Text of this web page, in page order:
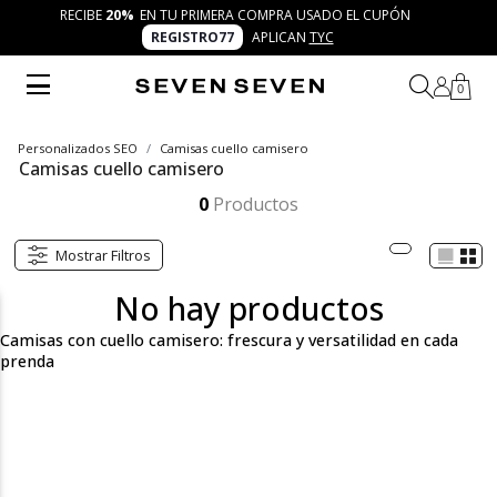
RECIBE 20% EN TU PRIMERA COMPRA USADO EL CUPÓN
REGISTRO77
APLICAN TYC
0
Personalizados SEO Camisas cuello camisero
Camisas cuello camisero
0 Productos
Mostrar Filtros
No hay productos
Camisas con cuello camisero: frescura y versatilidad en cada
prenda